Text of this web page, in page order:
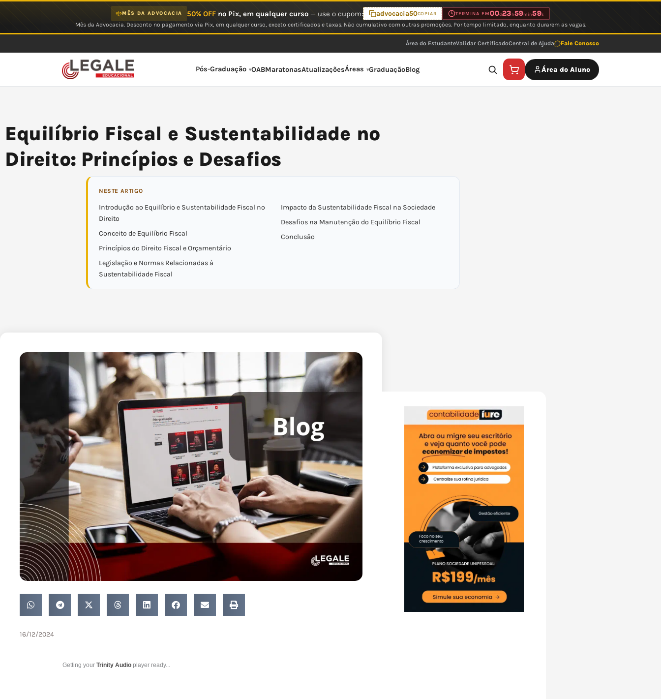
MÊS DA ADVOCACIA 50% OFFno Pix, em qualquer curso— use o cupom: advocacia50COPIAR TERMINA EM00d23 h59min59s
Mês da Advocacia. Desconto no pagamento via Pix, em qualquer curso, exceto certificados e taxas. Não cumulativo com outras promoções. Por tempo limitado, enquanto durarem as vagas.
Área do EstudanteValidar CertificadoCentral de Ajuda Fale Conosco
Pós-Graduação OABMaratonasAtualizaçõesÁreas GraduaçãoBlog Área do Aluno
Equilíbrio Fiscal e Sustentabilidade no
Direito: Princípios e Desafios
NESTE ARTIGO
Introdução ao Equilíbrio e Sustentabilidade Fiscal no
Direito
Conceito de Equilíbrio Fiscal
Princípios do Direito Fiscal e Orçamentário
Legislação e Normas Relacionadas à
Sustentabilidade Fiscal
Impacto da Sustentabilidade Fiscal na Sociedade
Desafios na Manutenção do Equilíbrio Fiscal
Conclusão
16/12/2024
Getting your Trinity Audio player ready...